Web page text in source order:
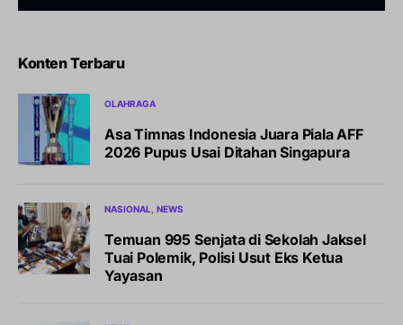
Konten Terbaru
OLAHRAGA
Asa Timnas Indonesia Juara Piala AFF
2026 Pupus Usai Ditahan Singapura
NASIONAL NEWS
Temuan 995 Senjata di Sekolah Jaksel
Tuai Polemik, Polisi Usut Eks Ketua
Yayasan